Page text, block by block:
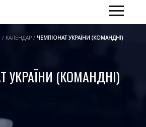
КАЛЕНДАР / ЧЕМПІОНАТ УКРАЇНИ (КОМАНДНІ)
УКРАЇНИ (КОМАНДНІ)